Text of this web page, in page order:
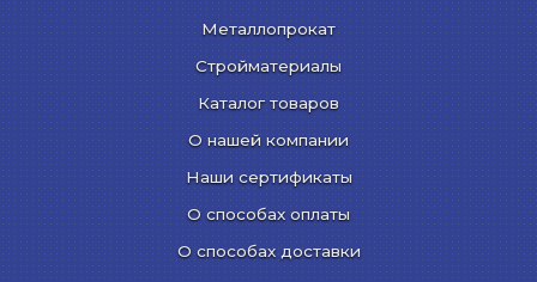
Металлопрокат
Стройматериалы
Каталог товаров
О нашей компании
Наши сертификаты
О способах оплаты
О способах доставки